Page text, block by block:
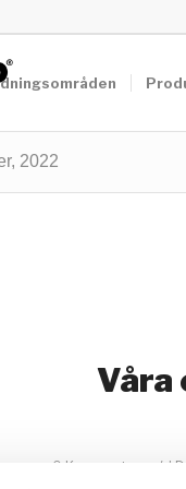
2022
Våra
0 Kommentarer / i